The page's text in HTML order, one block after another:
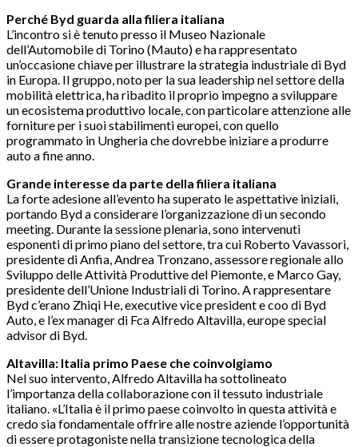
Perché Byd guarda alla filiera italiana
L’incontro si è tenuto presso il Museo Nazionale
dell’Automobile di Torino (Mauto) e ha rappresentato
un’occasione chiave per illustrare la strategia industriale di Byd
in Europa. Il gruppo, noto per la sua leadership nel settore della
mobilità elettrica, ha ribadito il proprio impegno a sviluppare
un ecosistema produttivo locale, con particolare attenzione alle
forniture per i suoi stabilimenti europei, con quello
programmato in Ungheria che dovrebbe iniziare a produrre
auto a fine anno.
Grande interesse da parte della filiera italiana
La forte adesione all’evento ha superato le aspettative iniziali,
portando Byd a considerare l’organizzazione di un secondo
meeting. Durante la sessione plenaria, sono intervenuti
esponenti di primo piano del settore, tra cui Roberto Vavassori,
presidente di Anfia, Andrea Tronzano, assessore regionale allo
Sviluppo delle Attività Produttive del Piemonte, e Marco Gay,
presidente dell’Unione Industriali di Torino. A rappresentare
Byd c’erano Zhiqi He, executive vice president e coo di Byd
Auto, e l’ex manager di Fca Alfredo Altavilla, europe special
advisor di Byd.
Altavilla: Italia primo Paese che coinvolgiamo
Nel suo intervento, Alfredo Altavilla ha sottolineato
l’importanza della collaborazione con il tessuto industriale
italiano. «L’Italia è il primo paese coinvolto in questa attività e
credo sia fondamentale offrire alle nostre aziende l’opportunità
di essere protagoniste nella transizione tecnologica della